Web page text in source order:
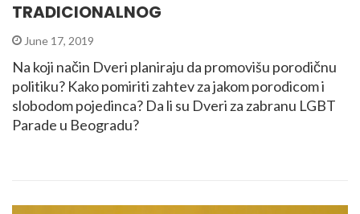
TRADICIONALNOG
June 17, 2019
Na koji način Dveri planiraju da promovišu porodičnu
politiku? Kako pomiriti zahtev za jakom porodicom i
slobodom pojedinca? Da li su Dveri za zabranu LGBT
Parade u Beogradu?